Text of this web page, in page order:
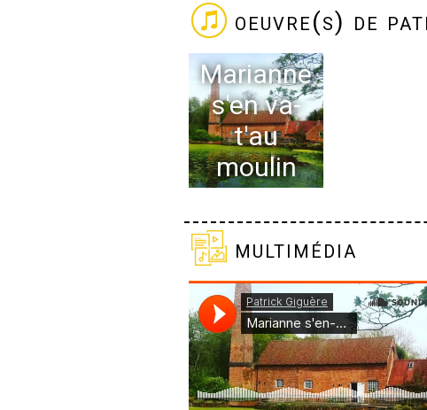
oeuvre(s) de
Marianne
s'en va-
t'au
moulin
multimédia